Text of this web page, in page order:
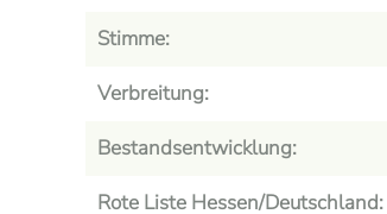
Stimme:
Verbreitung:
Bestandsentwicklung:
Rote Liste Hessen/Deutschland: